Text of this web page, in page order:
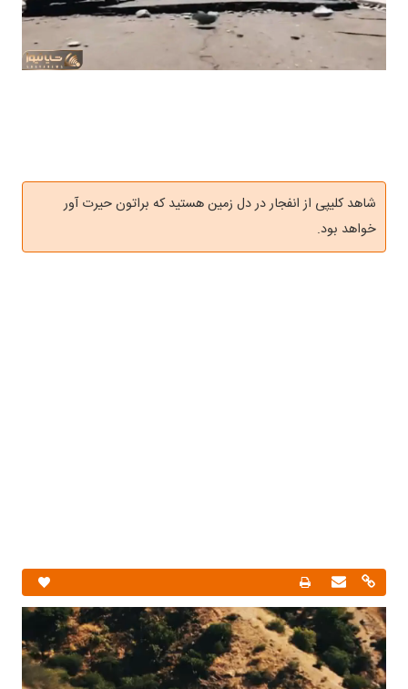
شاهد کلیپی از انفجار در دل زمین هستید که براتون حیرت آور
خواهد بود.